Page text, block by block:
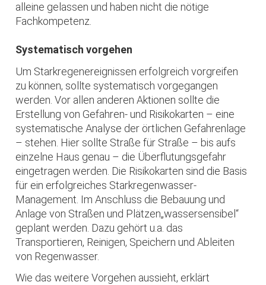
alleine gelassen und haben nicht die nötige
Fachkompetenz.
Systematisch vorgehen
Um Starkregenereignissen erfolgreich vorgreifen
zu können, sollte systematisch vorgegangen
werden. Vor allen anderen Aktionen sollte die
Erstellung von Gefahren- und Risikokarten – eine
systematische Analyse der örtlichen Gefahrenlage
– stehen. Hier sollte Straße für Straße – bis aufs
einzelne Haus genau – die Überflutungsgefahr
eingetragen werden. Die Risikokarten sind die Basis
für ein erfolgreiches Starkregenwasser-
Management. Im Anschluss die Bebauung und
Anlage von Straßen und Plätzen„wassersensibel“
geplant werden. Dazu gehört u.a. das
Transportieren, Reinigen, Speichern und Ableiten
von Regenwasser.
Wie das weitere Vorgehen aussieht, erklärt